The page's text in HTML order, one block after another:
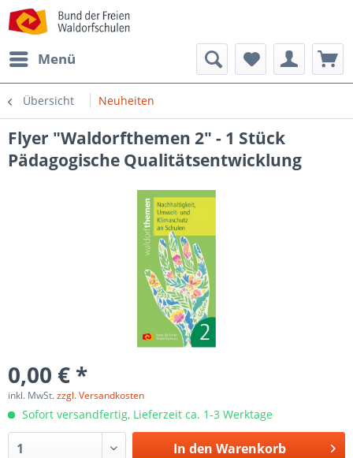
Menü
Übersicht Neuheiten
Flyer "Waldorfthemen 2" - 1 Stück
Pädagogische Qualitätsentwicklung
0,00 € *
inkl. MwSt.zzgl. Versandkosten
Sofort versandfertig, Lieferzeit ca. 1-3 Werktage
In den Warenkorb